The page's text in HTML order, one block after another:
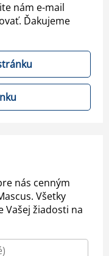
nám e-mail
Ďakujeme
nás cenným
Všetky
Vašej žiadosti na